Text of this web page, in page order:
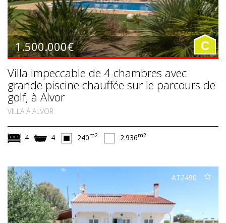
1.500.000€ C
Villa impeccable de 4 chambres avec
grande piscine chauffée sur le parcours de
golf, à Alvor
VILLA À ALVOR
4 4 240m2 2.936m2
AT2490